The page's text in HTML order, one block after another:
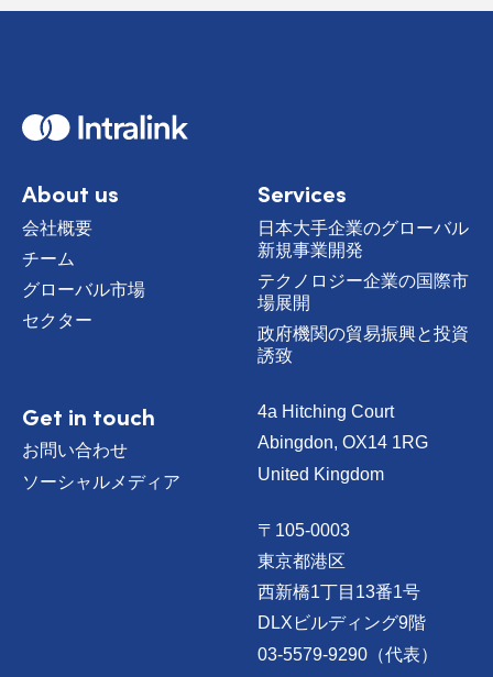
H
o
About us
会社概要
チーム
グローバル市場
セクター
Services
日本大手企業のグローバル
新規事業開発
テクノロジー企業の国際市
場展開
政府機関の貿易振興と投資
誘致
Get in touch
お問い合わせ
ソーシャルメディア
4a Hitching Court
Abingdon, OX14 1RG
United Kingdom
〒105-0003
東京都港区
西新橋1丁目13番1号
DLXビルディング9階
03-5579-9290（代表）